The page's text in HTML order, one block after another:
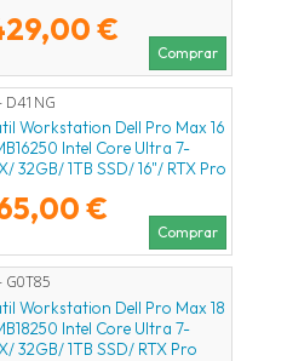
€
Comprar
D41NG
Workstation Dell Pro Max 16
Intel Core Ultra 7-
32GB/ 1TB SSD/ 16"/ RTX Pro
€
Comprar
G0T85
Workstation Dell Pro Max 18
Intel Core Ultra 7-
32GB/ 1TB SSD/ RTX Pro